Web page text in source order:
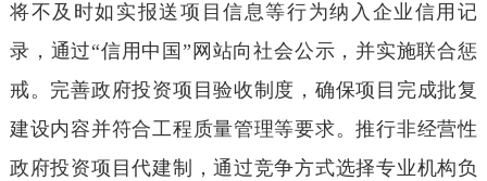
将不及时如实报送项目信息等行为纳入企业信用记
录，通过“信用中国”网站向社会公示，并实施联合惩
戒。完善政府投资项目验收制度，确保项目完成批复
建设内容并符合工程质量管理等要求。推行非经营性
政府投资项目代建制，通过竞争方式选择专业机构负